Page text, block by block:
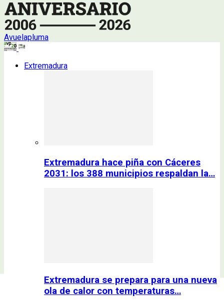
Avuelapluma
Extremadura
Extremadura hace piña con Cáceres
2031: los 388 municipios respaldan la…
Extremadura se prepara para una nueva
ola de calor con temperaturas…